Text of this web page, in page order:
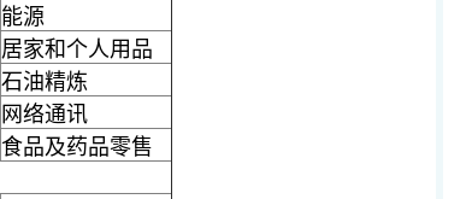
能源
居家和个人用品
石油精炼
网络通讯
食品及药品零售